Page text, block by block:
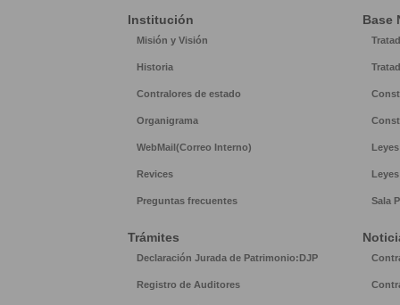
Institución Base
Misión y Visión
Historia
Contralores de estado
Organigrama
WebMail(Correo Interno)
Revices
Preguntas frecuentes Sala
Trámites
Declaración Jurada de Patrimonio:DJP
Registro de Auditores